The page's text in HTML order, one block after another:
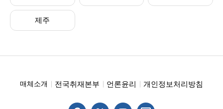
제주
매체소개 전국취재본부 언론윤리 개인정보처리방침